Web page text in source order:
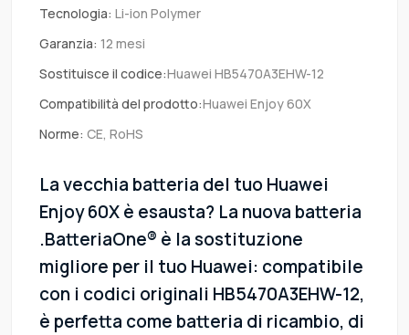
Tecnologia: Li-ion Polymer
Garanzia: 12 mesi
Sostituisce il codice:Huawei HB5470A3EHW-12
Compatibilità del prodotto:Huawei Enjoy 60X
Norme: CE, RoHS
La vecchia batteria del tuo Huawei
Enjoy 60X è esausta? La nuova batteria
.BatteriaOne® è la sostituzione
migliore per il tuo Huawei: compatibile
con i codici originali HB5470A3EHW-12,
è perfetta come batteria di ricambio, di